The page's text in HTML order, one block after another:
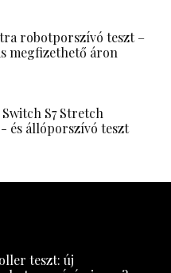
robotporszívó teszt –
megfizethető áron
S7 Stretch
és állóporszívó teszt
teszt: új